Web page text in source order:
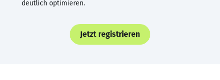
deutlich optimieren.
Jetzt registrieren